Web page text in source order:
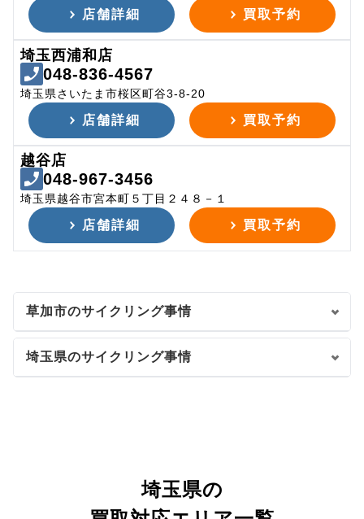
店舗詳細 買取予約
埼玉西浦和店
048-836-4567
埼玉県さいたま市桜区町谷3-8-20
店舗詳細 買取予約
越谷店
048-967-3456
埼玉県越谷市宮本町５丁目２４８－１
店舗詳細 買取予約
草加市のサイクリング事情
埼玉県のサイクリング事情
埼玉県の